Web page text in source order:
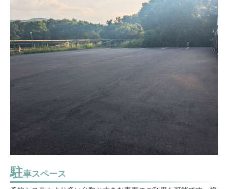
駐車スペース